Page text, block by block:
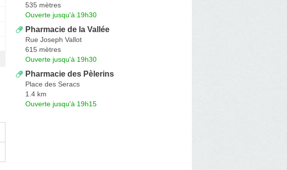
535 mètres
Ouverte jusqu'à 19h30
Pharmacie de la Vallée
Rue Joseph Vallot
615 mètres
Ouverte jusqu'à 19h30
Pharmacie des Pèlerins
Place des Seracs
1.4 km
Ouverte jusqu'à 19h15